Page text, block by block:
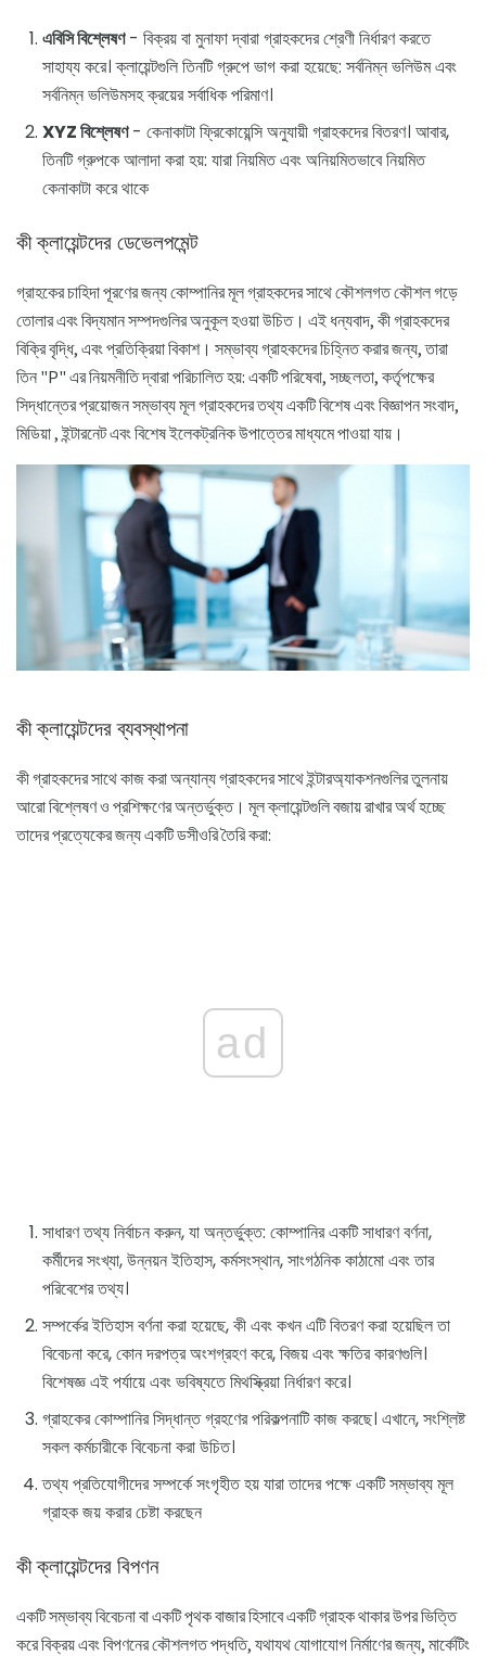
এবিসি বিশ্লেষণ- বিক্রয় বা মুনাফা দ্বারা গ্রাহকদের শ্রেণী নির্ধারণ করতে
সাহায্য করে। ক্লায়েন্টগুলি তিনটি গ্রুপে ভাগ করা হয়েছে: সর্বনিম্ন ভলিউম এবং
সর্বনিম্ন ভলিউমসহ ক্রয়ের সর্বাধিক পরিমাণ।
XYZ বিশ্লেষণ- কেনাকাটা ফ্রিকোয়েন্সি অনুযায়ী গ্রাহকদের বিতরণ। আবার,
তিনটি গ্রুপকে আলাদা করা হয়: যারা নিয়মিত এবং অনিয়মিতভাবে নিয়মিত
কেনাকাটা করে থাকে
কী ক্লায়েন্টদের ডেভেলপমেন্ট
গ্রাহকের চাহিদা পূরণের জন্য কোম্পানির মূল গ্রাহকদের সাথে কৌশলগত কৌশল গড়ে
তোলার এবং বিদ্যমান সম্পদগুলির অনুকূল হওয়া উচিত। এই ধন্যবাদ, কী গ্রাহকদের
বিক্রি বৃদ্ধি, এবং প্রতিক্রিয়া বিকাশ। সম্ভাব্য গ্রাহকদের চিহ্নিত করার জন্য, তারা
তিন "P" এর নিয়মনীতি দ্বারা পরিচালিত হয়: একটি পরিষেবা, সচ্ছলতা, কর্তৃপক্ষের
সিদ্ধান্তের প্রয়োজন সম্ভাব্য মূল গ্রাহকদের তথ্য একটি বিশেষ এবং বিজ্ঞাপন সংবাদ,
মিডিয়া , ইন্টারনেট এবং বিশেষ ইলেকট্রনিক উপাত্তের মাধ্যমে পাওয়া যায়।
কী ক্লায়েন্টদের ব্যবস্থাপনা
কী গ্রাহকদের সাথে কাজ করা অন্যান্য গ্রাহকদের সাথে ইন্টারঅ্যাকশনগুলির তুলনায়
আরো বিশ্লেষণ ও প্রশিক্ষণের অন্তর্ভুক্ত। মূল ক্লায়েন্টগুলি বজায় রাখার অর্থ হচ্ছে
তাদের প্রত্যেকের জন্য একটি ডসীওরি তৈরি করা:
ad
সাধারণ তথ্য নির্বাচন করুন, যা অন্তর্ভুক্ত: কোম্পানির একটি সাধারণ বর্ণনা,
কর্মীদের সংখ্যা, উন্নয়ন ইতিহাস, কর্মসংস্থান, সাংগঠনিক কাঠামো এবং তার
পরিবেশের তথ্য।
সম্পর্কের ইতিহাস বর্ণনা করা হয়েছে, কী এবং কখন এটি বিতরণ করা হয়েছিল তা
বিবেচনা করে, কোন দরপত্র অংশগ্রহণ করে, বিজয় এবং ক্ষতির কারণগুলি।
বিশেষজ্ঞ এই পর্যায়ে এবং ভবিষ্যতে মিথস্ক্রিয়া নির্ধারণ করে।
গ্রাহকের কোম্পানির সিদ্ধান্ত গ্রহণের পরিকল্পনাটি কাজ করছে। এখানে, সংশ্লিষ্ট
সকল কর্মচারীকে বিবেচনা করা উচিত।
তথ্য প্রতিযোগীদের সম্পর্কে সংগৃহীত হয় যারা তাদের পক্ষে একটি সম্ভাব্য মূল
গ্রাহক জয় করার চেষ্টা করছেন
কী ক্লায়েন্টদের বিপণন
একটি সম্ভাব্য বিবেচনা বা একটি পৃথক বাজার হিসাবে একটি গ্রাহক থাকার উপর ভিত্তি
করে বিক্রয় এবং বিপণনের কৌশলগত পদ্ধতি, যথাযথ যোগাযোগ নির্মাণের জন্য, মার্কেটিং